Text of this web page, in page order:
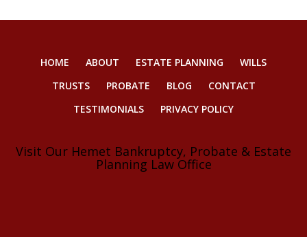
HOME ABOUT ESTATE PLANNING
WILLS
TRUSTS
PROBATE BLOG
CONTACT
TESTIMONIALS
PRIVACY POLICY
Visit Our Hemet Bankruptcy, Probate & Estate
Planning Law Office